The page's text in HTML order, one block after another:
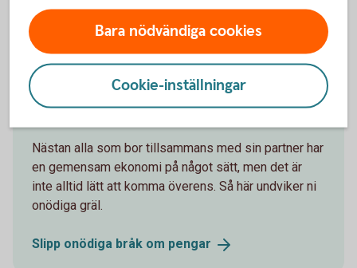
Andra läser också
Så undviker ni onödiga gräl om
Nästan alla som bor tillsammans med sin partner har
en gemensam ekonomi på något sätt, men det är
inte alltid lätt att komma överens. Så här undviker ni
onödiga gräl.
Slipp onödiga bråk om pengar
Bara nödvändiga cookies
Cookie-inställningar